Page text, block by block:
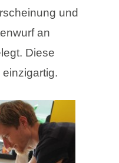
und
an
Diese